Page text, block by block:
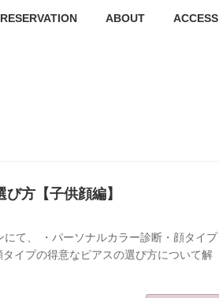
RESERVATION ABOUT ACCESS
方【子供顔編】
て、 ・パーソナルカラー診断・顔タイプ
イプの得意なピアスの選び方について解